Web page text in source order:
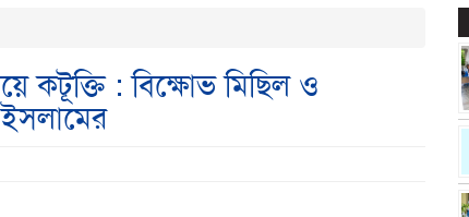
কটূক্তি : বিক্ষোভ মিছিল ও